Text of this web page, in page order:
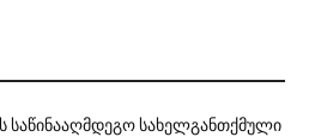
საწინააღმდეგო სახელგანთქმული